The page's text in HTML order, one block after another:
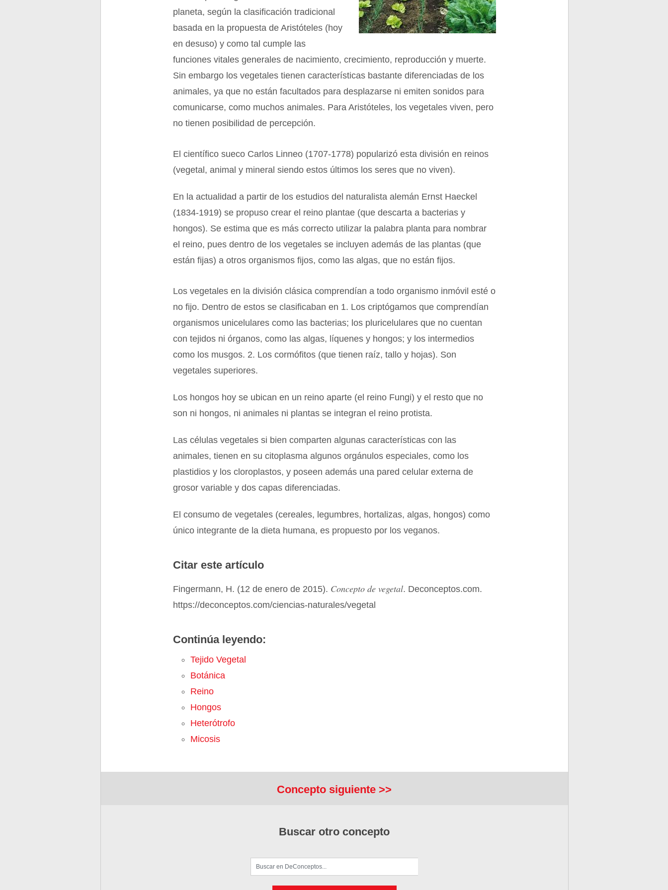
planeta, según la clasificación tradicional
basada en la propuesta de Aristóteles (hoy
en desuso) y como tal cumple las
funciones vitales generales de nacimiento, crecimiento, reproducción y muerte.
Sin embargo los vegetales tienen características bastante diferenciadas de los
animales, ya que no están facultados para desplazarse ni emiten sonidos para
comunicarse, como muchos animales. Para Aristóteles, los vegetales viven, pero
no tienen posibilidad de percepción.
El científico sueco Carlos Linneo (1707-1778) popularizó esta división en reinos
(vegetal, animal y mineral siendo estos últimos los seres que no viven).
En la actualidad a partir de los estudios del naturalista alemán Ernst Haeckel
(1834-1919) se propuso crear el reino plantae (que descarta a bacterias y
hongos). Se estima que es más correcto utilizar la palabra planta para nombrar
el reino, pues dentro de los vegetales se incluyen además de las plantas (que
están fijas) a otros organismos fijos, como las algas, que no están fijos.
Los vegetales en la división clásica comprendían a todo organismo inmóvil esté o
no fijo. Dentro de estos se clasificaban en 1. Los criptógamos que comprendían
organismos unicelulares como las bacterias; los pluricelulares que no cuentan
con tejidos ni órganos, como las algas, líquenes y hongos; y los intermedios
como los musgos. 2. Los cormófitos (que tienen raíz, tallo y hojas). Son
vegetales superiores.
Los hongos hoy se ubican en un reino aparte (el reino Fungi) y el resto que no
son ni hongos, ni animales ni plantas se integran el reino protista.
Las células vegetales si bien comparten algunas características con las
animales, tienen en su citoplasma algunos orgánulos especiales, como los
plastidios y los cloroplastos, y poseen además una pared celular externa de
grosor variable y dos capas diferenciadas.
El consumo de vegetales (cereales, legumbres, hortalizas, algas, hongos) como
único integrante de la dieta humana, es propuesto por los veganos.
Citar este artículo
Fingermann, H. (12 de enero de 2015). Concepto de vegetal. Deconceptos.com.
https://deconceptos.com/ciencias-naturales/vegetal
Continúa leyendo:
Tejido Vegetal
Botánica
Reino
Hongos
Heterótrofo
Micosis
Concepto siguiente >>
Buscar otro concepto